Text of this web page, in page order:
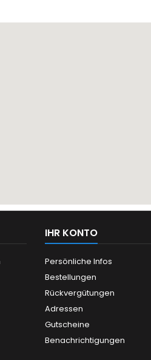
IHR KONTO
Persönliche Infos
Bestellungen
Rückvergütungen
Adressen
Gutscheine
Benachrichtigungen